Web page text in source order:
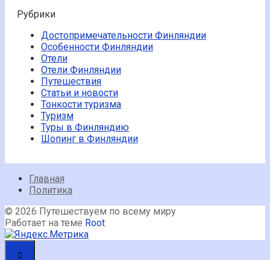
Рубрики
Достопримечательности Финляндии
Особенности Финляндии
Отели
Отели Финляндии
Путешествия
Статьи и новости
Тонкости туризма
Туризм
Туры в Финляндию
Шопинг в Финляндии
Главная
Политика
© 2026 Путешествуем по всему миру
Работает на теме Root